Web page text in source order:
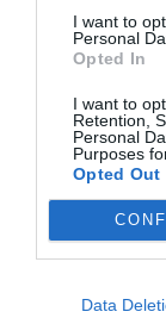
I want to
Personal
Opted In
I want to
Retention,
Personal
Purposes
Opted Out
Data
ρολόι σε
Με τέσσερις
Suunto D4i Novo
που ψάχνουν
υπολογιστή
ψυχαγωγικές
Suunto
Trade.Επίσημο
Chronotechnica: